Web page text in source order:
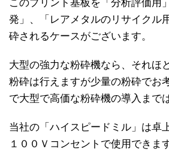
このプリント基板を「分析評価用
発」、「レアメタルのリサイクル
砕されるケースがございます。
大型の強力な粉砕機なら、それほ
粉砕は行えますが少量の粉砕でお
で大型で高価な粉砕機の導入まで
当社の「ハイスピードミル」は卓
１００Ｖコンセントで使用できま